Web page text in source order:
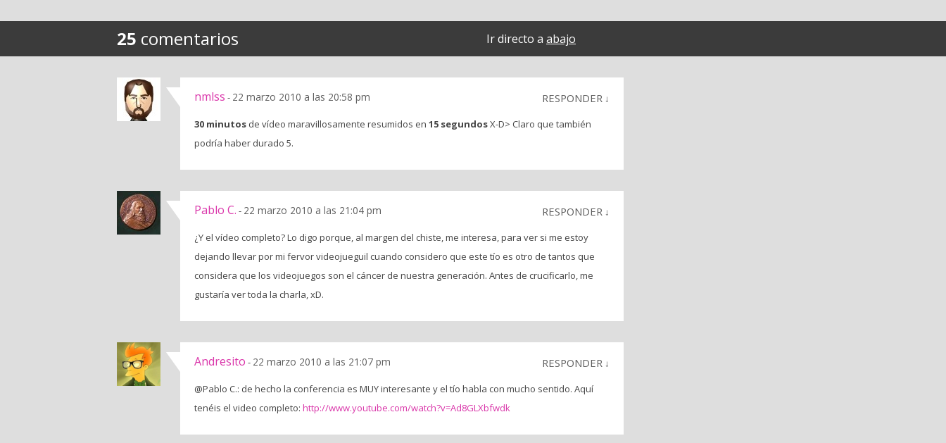
25 comentarios Ir directo a abajo
nmlss - 22 marzo 2010 a las 20:58 pm RESPONDER ↓
30 minutos de vídeo maravillosamente resumidos en 15 segundosX-D> Claro que también
podría haber durado 5.
Pablo C. - 22 marzo 2010 a las 21:04 pm RESPONDER ↓
¿Y el vídeo completo? Lo digo porque, al margen del chiste, me interesa, para ver si me estoy
dejando llevar por mi fervor videojueguil cuando considero que este tío es otro de tantos que
considera que los videojuegos son el cáncer de nuestra generación. Antes de crucificarlo, me
gustaría ver toda la charla, xD.
Andresito - 22 marzo 2010 a las 21:07 pm RESPONDER ↓
@Pablo C.: de hecho la conferencia es MUY interesante y el tío habla con mucho sentido. Aquí
tenéis el video completo: http://www.youtube.com/watch?v=Ad8GLXbfwdk